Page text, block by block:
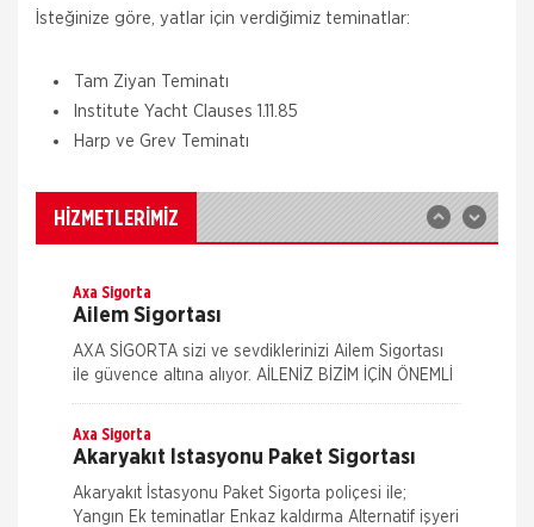
İsteğinize göre, yatlar için verdiğimiz teminatlar:
Tam Ziyan Teminatı
Institute Yacht Clauses 1.11.85
Harp ve Grev Teminatı
HİZMETLERİMİZ
Aksigorta
Zorunlu Deprem Sigortası
sonucu yangın, infilak, tsunami ve yer kaymasının
sigortalı binalarda neden olacağı hasarlara karşı
güvence sağlar. Teminatı Doğal Afetler
Aksigorta
İş yeri Paket Sigortası siz iş yeri sahipleri
düşünülerek mümkün olan tüm riskleri en ekonomik
Axa Sigorta
Ailem Sigortası
AXA SİGORTA sizi ve sevdiklerinizi Ailem Sigortası
ile güvence altına alıyor. AİLENİZ BİZİM İÇİN ÖNEMLİ
AXA SİGORTA sizi ve/veya ailenizi, ferdi kaza
Axa Sigorta
Akaryakıt İstasyonu Paket Sigortası
Akaryakıt İstasyonu Paket Sigorta poliçesi ile;
Yangın Ek teminatlar Enkaz kaldırma Alternatif işyeri